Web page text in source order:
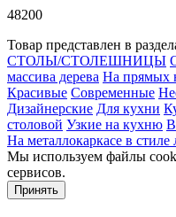
48200
Товар представлен в
СТОЛЫ/СТОЛЕШНИЦЫ
массива дерева На прямых
Красивые Современные
Дизайнерские Для кухни
столовой Узкие на кухню В
На металлокаркасе в стиле
Мы используем файлы
сервисов.
Принять